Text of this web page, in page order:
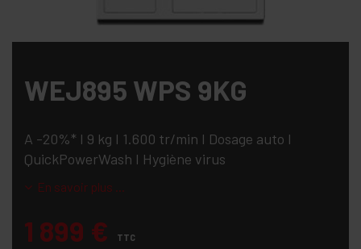
WEJ895 WPS 9KG
A -20%* I 9 kg I 1.600 tr/min I Dosage auto I
QuickPowerWash I Hygiène virus
En savoir plus ...
1 899 € TTC